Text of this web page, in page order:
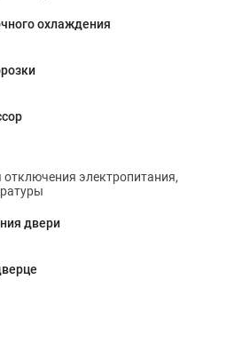
охлаждения
электропитания,
двери